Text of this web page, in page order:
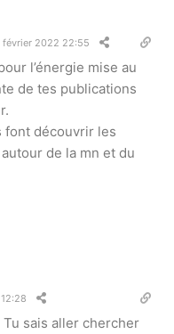
février 2022 22:55
l’énergie mise au
de tes publications
font découvrir les
de la mn et du
sais aller chercher